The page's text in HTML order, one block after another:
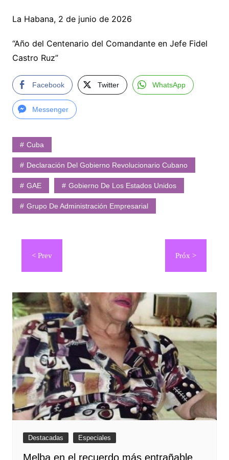
La Habana, 2 de junio de 2026
“Año del Centenario del Comandante en Jefe Fidel
Castro Ruz”
Facebook Twitter WhatsApp
Messenger
Cuba
Declaración Del Gobierno Revolucionario Cubano
GAE Gobierno De Los Estados Unidos
Grupo De Administración Empresarial
Navegación
entradas
Destacadas Especiales
Melba en el recuerdo más entrañable